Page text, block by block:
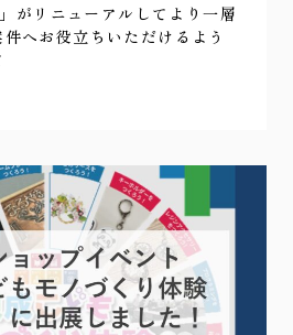
がリニューアルしてより一層
へお役立ちいただけるよう